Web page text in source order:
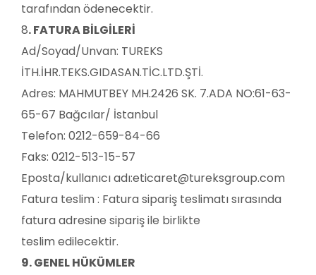
tarafından ödenecektir.
8. FATURA BİLGİLERİ
Ad/Soyad/Unvan: TUREKS
İTH.İHR.TEKS.GIDASAN.TİC.LTD.ŞTİ.
Adres: MAHMUTBEY MH.2426 SK. 7.ADA NO:61-63-
65-67 Bağcılar/ İstanbul
Telefon: 0212-659-84-66
Faks: 0212-513-15-57
Eposta/kullanıcı adı:eticaret@tureksgroup.com
Fatura teslim : Fatura sipariş teslimatı sırasında
fatura adresine sipariş ile birlikte
teslim edilecektir.
9. GENEL HÜKÜMLER